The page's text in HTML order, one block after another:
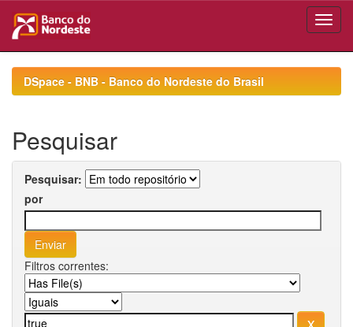
navigationDSpace - BNB - Banco do Nordeste do Brasil
Pesquisar
Pesquisar:
por
Filtros correntes: